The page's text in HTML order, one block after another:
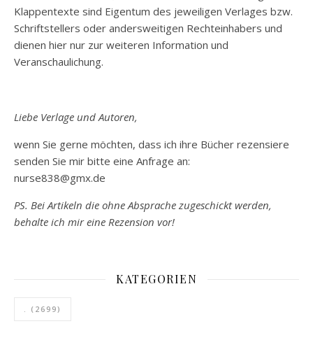
Klappentexte sind Eigentum des jeweiligen Verlages bzw.
Schriftstellers oder andersweitigen Rechteinhabers und
dienen hier nur zur weiteren Information und
Veranschaulichung.
Liebe Verlage und Autoren,
wenn Sie gerne möchten, dass ich ihre Bücher rezensiere
senden Sie mir bitte eine Anfrage an:
nurse838@gmx.de
PS. Bei Artikeln die ohne Absprache zugeschickt werden,
behalte ich mir eine Rezension vor!
KATEGORIEN
. (2699)